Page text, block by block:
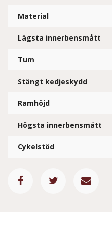
Material
Lägsta innerbensmått
Tum
Stängt kedjeskydd
Ramhöjd
Högsta innerbensmått
Cykelstöd